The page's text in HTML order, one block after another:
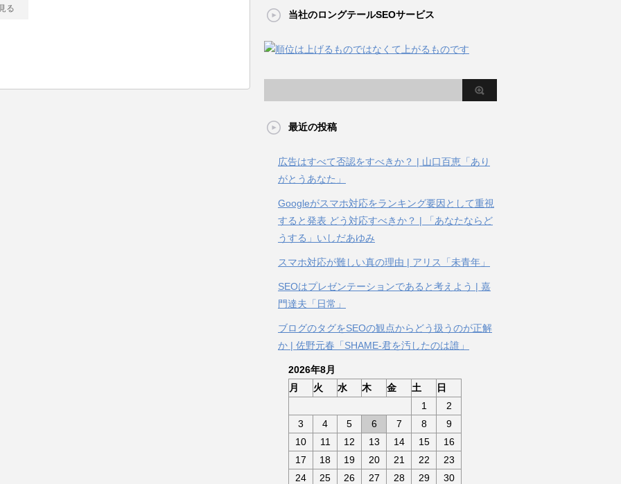
る
当社のロングテールSEOサービス
最近の投稿
広告はすべて否認をすべきか？ | 山口百恵「あり
がとうあなた」
Googleがスマホ対応をランキング要因として重視
すると発表 どう対応すべきか？ | 「あなたならど
うする」いしだあゆみ
スマホ対応が難しい真の理由 | アリス「未青年」
SEOはプレゼンテーションであると考えよう | 嘉
門達夫「日常」
ブログのタグをSEOの観点からどう扱うのが正解
か | 佐野元春「SHAME-君を汚したのは誰」
2026年8月
月
火 水 木 金 土 日
1
2
3
4 5 6 7 8
9
10
11 12 13 14 15
16
17
18 19 20 21 22
23
24
25 26 27 28 29
30